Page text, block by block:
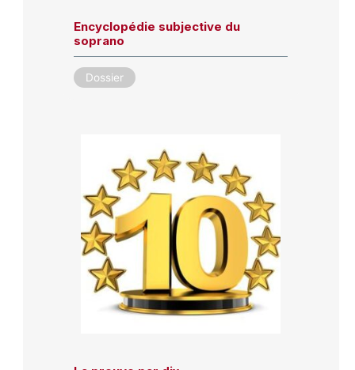
Encyclopédie subjective du
soprano
Dossier